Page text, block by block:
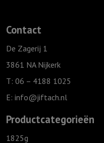
Contact
De Zagerij 1
3861 NA Nijkerk
T: 06 – 4188 1025
E: info@jiftach.nl
Productcategorieën
1825g